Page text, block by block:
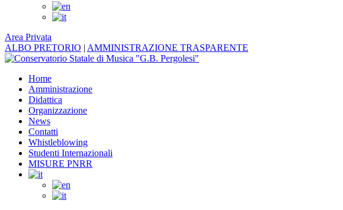
Area Privata
ALBO PRETORIO | AMMINISTRAZIONE TRASPARENTE
Home
Amministrazione
Didattica
Organizzazione
News
Contatti
Whistleblowing
Studenti Internazionali
MISURE PNRR